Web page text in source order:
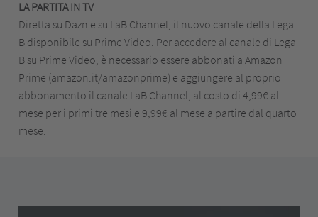
LA PARTITA IN TV
Diretta su Dazn e su LaB Channel, il nuovo canale della Lega
B disponibile su Prime Video. Per accedere al canale di Lega
B su Prime Video, è necessario essere abbonati a Amazon
Prime (amazon.it/amazonprime) e aggiungere al proprio
abbonamento il canale LaB Channel, al costo di 4,99€ al
mese per i primi tre mesi e 9,99€ al mese a partire dal quarto
mese.